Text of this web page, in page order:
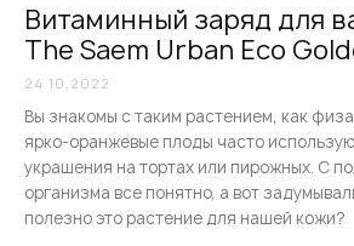
Витаминный заряд для
The Saem Urban Eco
24.10.2022
Вы знакомы с таким растением, как
ярко-оранжевые плоды часто
украшения на тортах или пирожных. С
организма все понятно, а вот
полезно это растение для нашей кожи?